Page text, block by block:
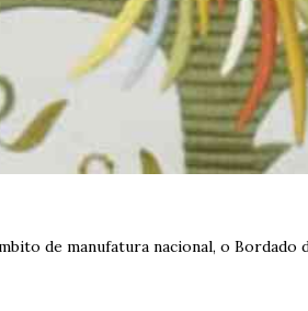
de manufatura nacional, o